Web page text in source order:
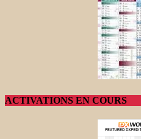
ACTIVATIONS EN COURS